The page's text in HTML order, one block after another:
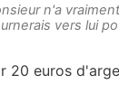
n'a
vers lui
20 euros